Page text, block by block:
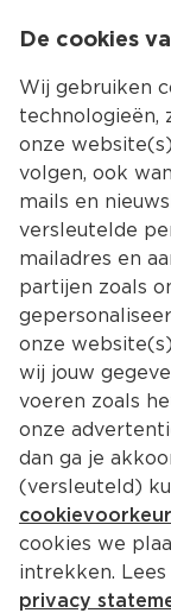
Terug
Sprite
Per Blik 250
De cookies
Wij gebruiken
technologieën,
onze
volgen, ook
mails en
versleutelde
mailadres en
partijen zoals
onze
wij jouw
voeren zoals
onze
dan ga je
(versleuteld)
cookies we
intrekken.
privacy